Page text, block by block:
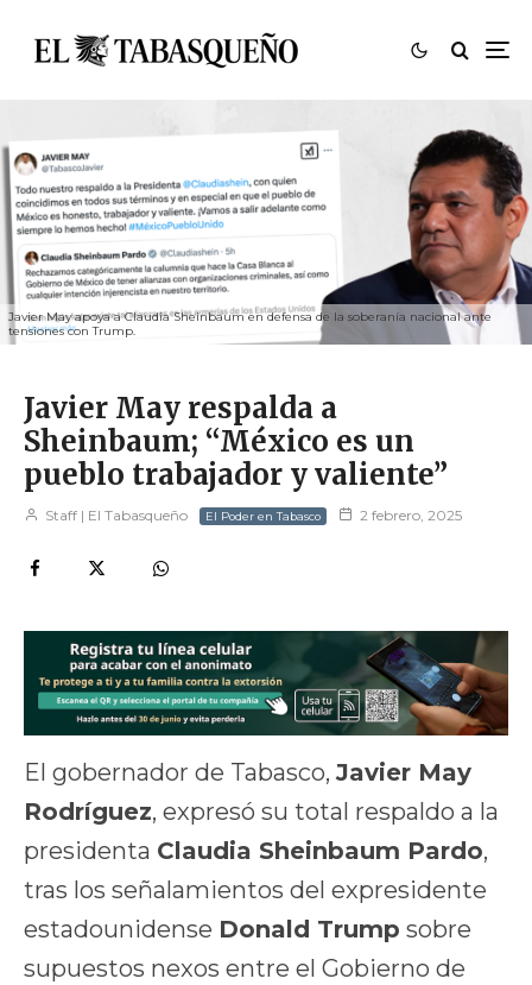
Javier May apoya a Claudia Sheinbaum en defensa de la soberanía nacional ante
tensiones con Trump.
Javier May respalda a
Sheinbaum; “México es un
pueblo trabajador y valiente”
Staff | El Tabasqueño El Poder en Tabasco 2 febrero, 2025
El gobernador de Tabasco, Javier May
Rodríguez, expresó su total respaldo a la
presidenta Claudia Sheinbaum Pardo,
tras los señalamientos del expresidente
estadounidense Donald Trump sobre
supuestos nexos entre el Gobierno de